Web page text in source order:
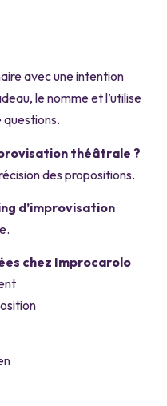
avec une intention
le nomme et l’utilise
théâtrale ?
des propositions.
d’improvisation
chez Improcarolo